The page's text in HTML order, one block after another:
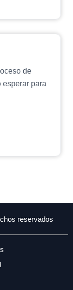
de
esperar para
reservados